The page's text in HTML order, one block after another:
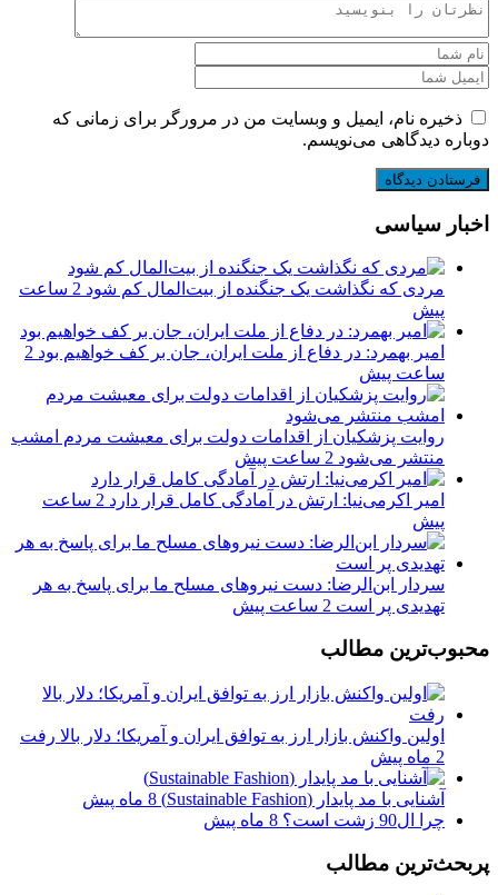
ذخیره نام، ایمیل و وبسایت من در مرورگر برای زمانی که
دوباره دیدگاهی می‌نویسم.
اخبار سیاسی
مردی که نگذاشت یک جنگنده از بیت‌المال کم شود
2 ساعت
پیش
امیر بهمرد: در دفاع از ملت ایران، جان بر کف خواهیم بود 2
ساعت پیش
روایت پزشکیان از اقدامات دولت برای معیشت مردم امشب
منتشر می‌شود 2 ساعت پیش
امیر اکرمی‌نیا: ارتش در آمادگی کامل قرار دارد
2 ساعت
پیش
سردار ابن‌الرضا: دست نیروهای مسلح ما برای پاسخ به هر
تهدیدی پر است 2 ساعت پیش
محبوب‌ترین مطالب
اولین واکنش بازار ارز به توافق ایران و آمریکا؛ دلار بالا رفت
2 ماه پیش
آشنایی با مد پایدار (Sustainable Fashion)
8 ماه پیش
چرا ال90 زشت است؟
8 ماه پیش
پربحث‌ترین مطالب